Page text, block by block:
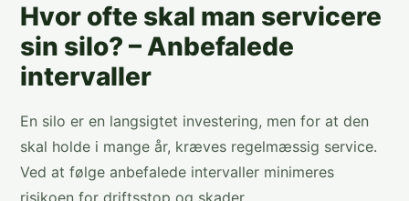
Hvor ofte skal man servicere
sin silo? – Anbefalede
intervaller
En silo er en langsigtet investering, men for at den
skal holde i mange år, kræves regelmæssig service.
Ved at følge anbefalede intervaller minimeres
risikoen for driftsstop og skader.